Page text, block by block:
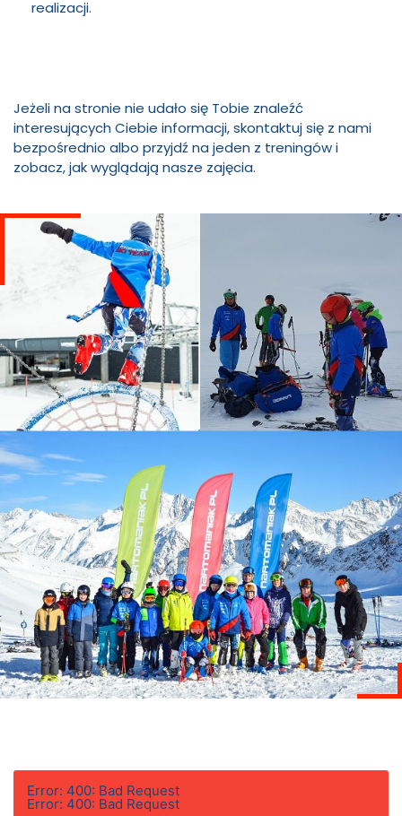
realizacji.
Jeżeli na stronie nie udało się Tobie znaleźć
interesujących Ciebie informacji, skontaktuj się z nami
bezpośrednio albo przyjdź na jeden z treningów i
zobacz, jak wyglądają nasze zajęcia.
Error: 400: Bad Request
Error: 400: Bad Request